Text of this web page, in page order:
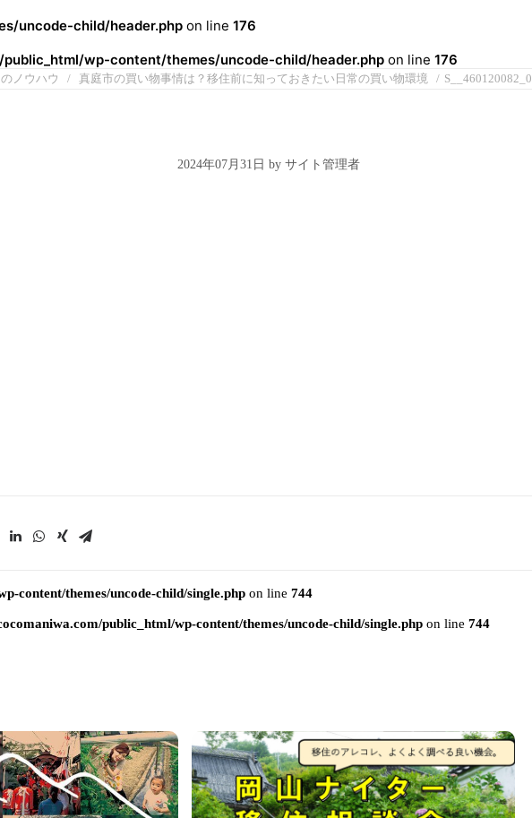
uncode-child/header.php on line 176
wp-content/themes/uncode-child/header.php on line 176
ノウハウ 真庭市の買い物事情は？移住前に知っておきたい日常の買い物環境 S__460120082_0
2024年07月31日 by サイト管理者
content/themes/uncode-child/single.phpon line 744
public_html/wp-content/themes/uncode-child/single.phpon line 744